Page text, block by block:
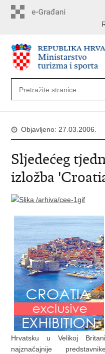
Objavljeno: 27.03.2006.
Sljedećeg
izložba
Hrvatsku u Velikoj
najznačajnije